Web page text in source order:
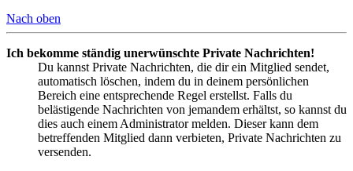
Nach oben
Ich bekomme ständig unerwünschte Private Nachrichten!
Du kannst Private Nachrichten, die dir ein Mitglied sendet,
automatisch löschen, indem du in deinem persönlichen
Bereich eine entsprechende Regel erstellst. Falls du
belästigende Nachrichten von jemandem erhältst, so kannst du
dies auch einem Administrator melden. Dieser kann dem
betreffenden Mitglied dann verbieten, Private Nachrichten zu
versenden.